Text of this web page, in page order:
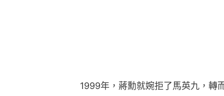
1999年，蔣勳就婉拒了馬英九，轉